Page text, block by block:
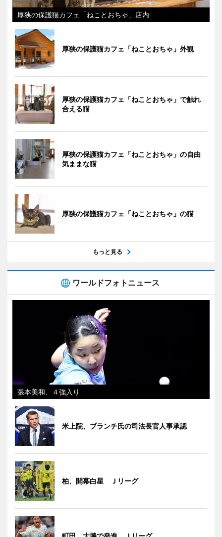
厚狭の保護猫カフェ「ねことおちゃ」店内
厚狭の保護猫カフェ「ねことおちゃ」外観
厚狭の保護猫カフェ「ねことおちゃ」で触れ
合える猫
厚狭の保護猫カフェ「ねことおちゃ」の自由
気ままな猫
厚狭の保護猫カフェ「ねことおちゃ」の猫
もっと見る
ワールドフォトニュース
張本美和、４強入り
米上院、ブランチ氏の司法長官人事承認
柏、開幕白星 Ｊリーグ